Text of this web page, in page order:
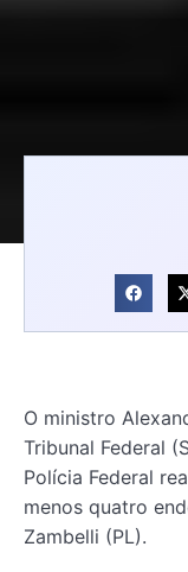
O ministro
Tribunal Federal
Polícia Federal
menos quatro
Zambelli (PL).